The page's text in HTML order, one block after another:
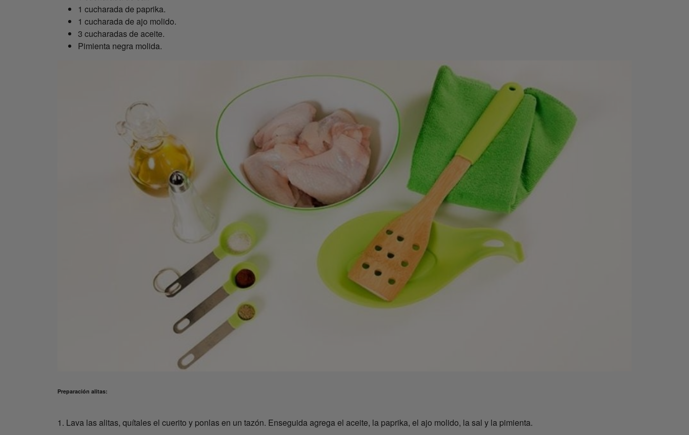
1 cucharada de paprika.
1 cucharada de ajo molido.
3 cucharadas de aceite.
Pimienta negra molida.
Preparación alitas:
1. Lava las alitas, quítales el cuerito y ponlas en un tazón. Enseguida agrega el aceite, la paprika, el ajo molido, la sal y la pimienta.